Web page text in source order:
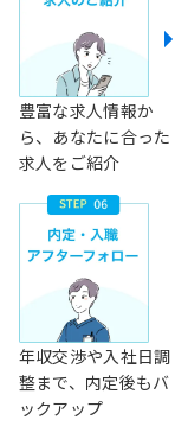
豊富な求人情報か
ら、あなたに合った
求人をご紹介
年収交渉や入社日調
整まで、内定後もバ
ックアップ